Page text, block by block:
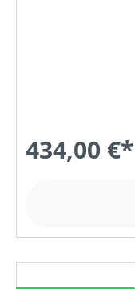
434,00 €*